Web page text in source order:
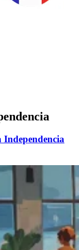
Independencia